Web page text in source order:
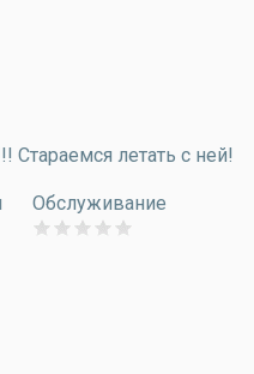
Стараемся летать с ней!
Обслуживание